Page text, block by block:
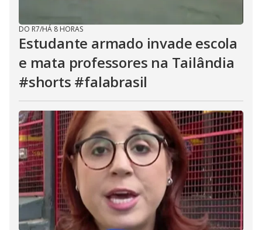
DO R7/HÁ 8 HORAS
Estudante armado invade escola
e mata professores na Tailândia
#shorts #falabrasil